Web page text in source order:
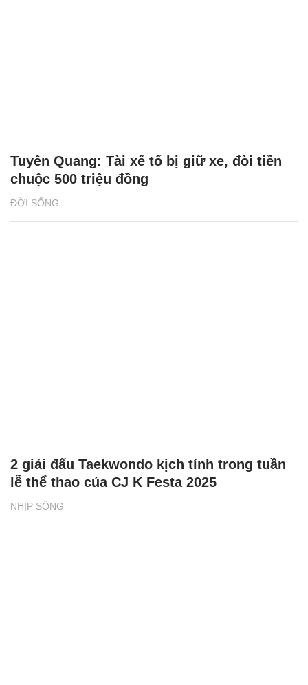
ĐỜI SỐNG
Tuyên Quang: Tài xế tố bị giữ xe, đòi tiền
chuộc 500 triệu đồng
NHỊP SỐNG
2 giải đấu Taekwondo kịch tính trong tuần
lễ thể thao của CJ K Festa 2025